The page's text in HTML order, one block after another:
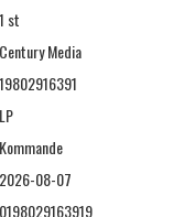
1 st
Century Media
19802916391
LP
Kommande
2026-08-07
0198029163919